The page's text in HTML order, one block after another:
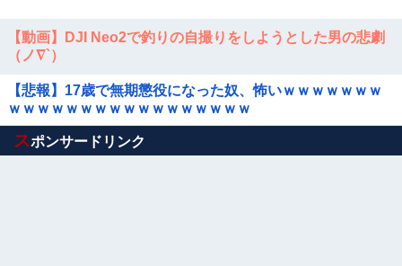
【動画】DJI Neo2で釣りの自撮りをしようとした男の悲劇
（ノ∇`）
【悲報】17歳で無期懲役になった奴、怖いｗｗｗｗｗｗｗ
ｗｗｗｗｗｗｗｗｗｗｗｗｗｗｗｗｗ
Powered by livedoor 相互RSS
スポンサードリンク